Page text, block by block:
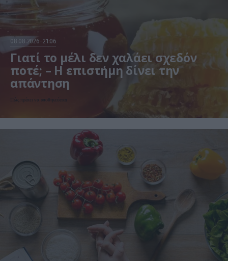
08.08.2026 21:06
Γιατί το μέλι δεν χαλάει σχεδόν
ποτέ; – Η επιστήμη δίνει την
απάντηση
Πώς πρέπει να αποθηκεύεται